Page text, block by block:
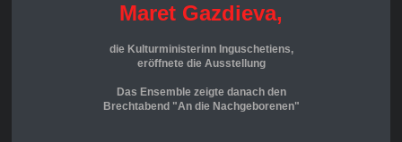
Maret Gazdieva,
die Kulturministerinn Inguschetiens,
eröffnete die Ausstellung
Das Ensemble zeigte danach den
Brechtabend "An die Nachgeborenen"